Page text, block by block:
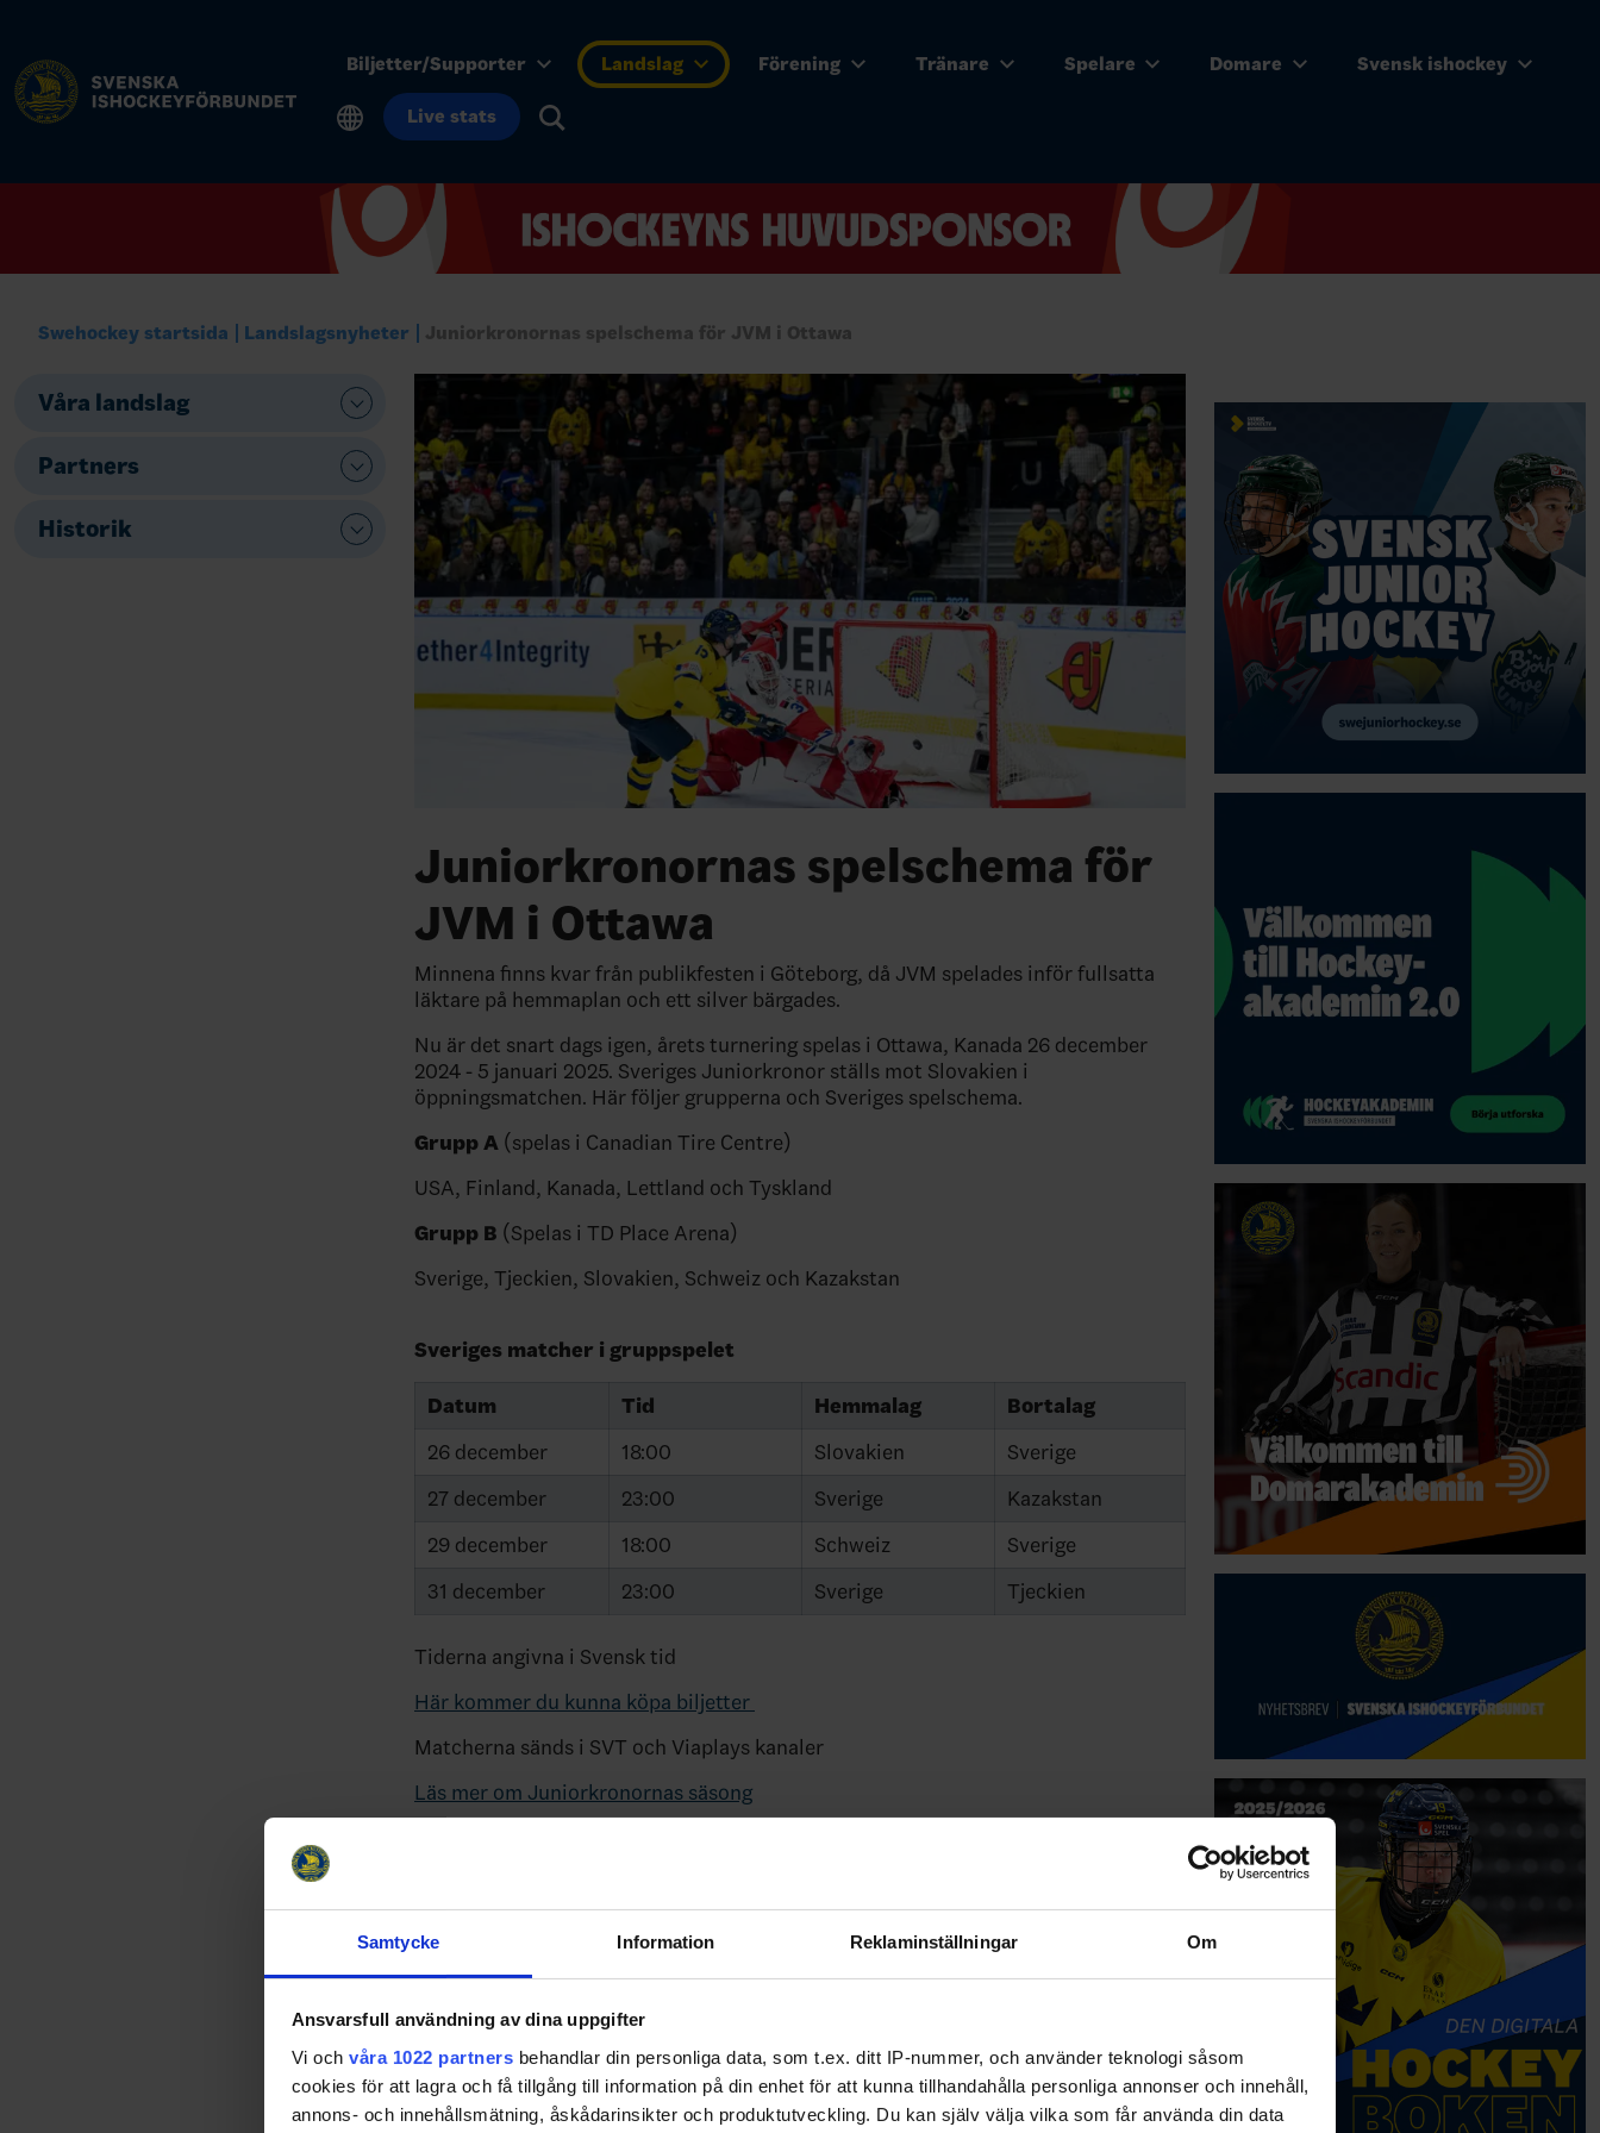
Samtycke Information Reklaminställningar Om
Ansvarsfull användning av dina uppgifter
Vi och våra 1022 partners behandlar din personliga data, som t.ex. ditt IP-nummer, och använder teknologi såsom
cookies för att lagra och få tillgång till information på din enhet för att kunna tillhandahålla personliga annonser och innehåll,
annons- och innehållsmätning, åskådarinsikter och produktutveckling. Du kan själv välja vilka som får använda din data
Biljetter/Supporter Landslag Förening Tränare Spelare Domare Svensk ishockey
Live stats
Swehockey startsida Landslagsnyheter Juniorkronornas spelschema för JVM i Ottawa
Våra landslag
Partners
Historik
Juniorkronornas spelschema för
JVM i Ottawa
Minnena finns kvar från publikfesten i Göteborg, då JVM spelades inför fullsatta
läktare på hemmaplan och ett silver bärgades.
Nu är det snart dags igen, årets turnering spelas i Ottawa, Kanada 26 december
2024 - 5 januari 2025. Sveriges Juniorkronor ställs mot Slovakien i
öppningsmatchen. Här följer grupperna och Sveriges spelschema.
Grupp A (spelas i Canadian Tire Centre)
USA, Finland, Kanada, Lettland och Tyskland
Grupp B (Spelas i TD Place Arena)
Sverige, Tjeckien, Slovakien, Schweiz och Kazakstan
Sveriges matcher i gruppspelet
Datum Tid Hemmalag
Bortalag
26 december
18:00 Slovakien
Sverige
27 december
23:00 Sverige
Kazakstan
29 december
18:00 Schweiz
Sverige
31 december
23:00 Sverige Tjeckien
Tiderna angivna i Svensk tid
Här kommer du kunna köpa biljetter
Matcherna sänds i SVT och Viaplays kanaler
Läs mer om Juniorkronornas säsong